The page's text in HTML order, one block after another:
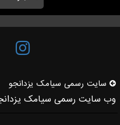
سایت رسمی سیامك یزدانجو
وب سایت رسمی سیامک